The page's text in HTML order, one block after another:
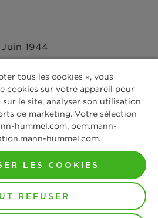
1944
19 99 05
Tous les contenus, notamment
et éléments graphiques sont
Tous droits, incluant la
l'édition et la traduction,
tous les cookies », vous
cookies sur votre appareil pour
le site, analyser son utilisation
de marketing. Votre sélection
hummel.com, oem.mann-
hummel.com.
LES COOKIES
REFUSER